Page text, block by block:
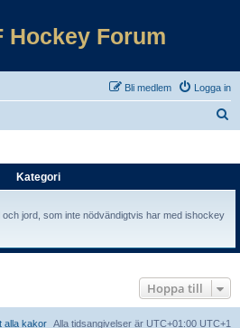
Hockey Forum
Logga in
Bli medlem
Kategori
och jord, som inte nödvändigtvis har med ishockey
Hoppa till
Alla tidsangivelser är UTC+01:00 UTC+1
alla kakor